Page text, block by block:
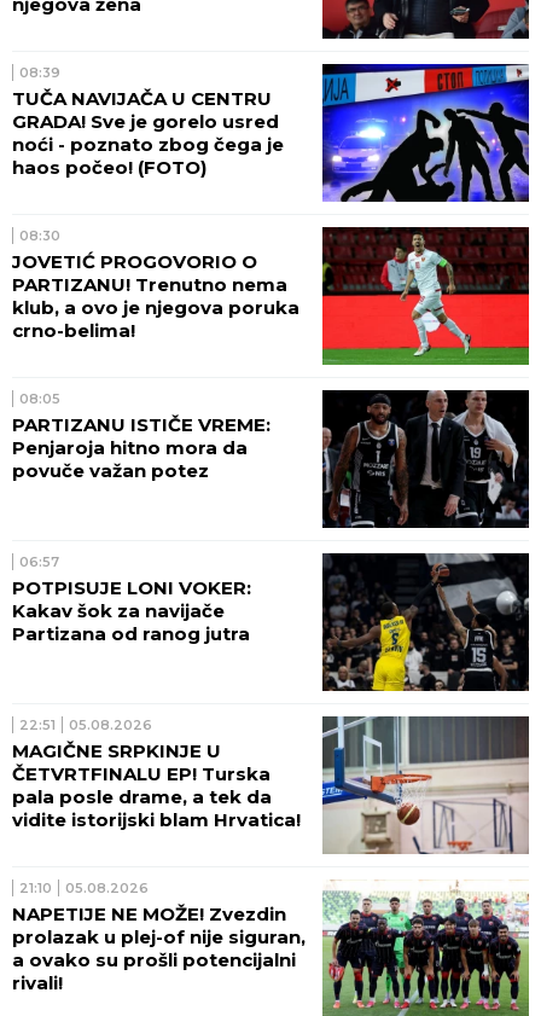
08:39
TUČA NAVIJAČA U CENTRU
GRADA! Sve je gorelo usred
noći - poznato zbog čega je
haos počeo! (FOTO)
08:30
JOVETIĆ PROGOVORIO O
PARTIZANU! Trenutno nema
klub, a ovo je njegova poruka
crno-belima!
08:05
PARTIZANU ISTIČE VREME:
Penjaroja hitno mora da
povuče važan potez
06:57
POTPISUJE LONI VOKER:
Kakav šok za navijače
Partizana od ranog jutra
22:51 05.08.2026
MAGIČNE SRPKINJE U
ČETVRTFINALU EP! Turska
pala posle drame, a tek da
vidite istorijski blam Hrvatica!
21:10 05.08.2026
NAPETIJE NE MOŽE! Zvezdin
prolazak u plej-of nije siguran,
a ovako su prošli potencijalni
rivali!